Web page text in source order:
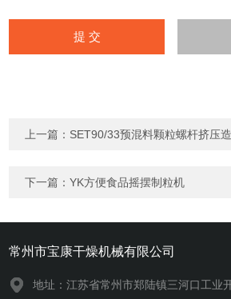
上一篇： SET90/33预混料颗粒螺杆挤压
下一篇：YK方便食品摇摆制粒机
常州市宝康干燥机械有限公司
地址：江苏省常州市郑陆镇三河口工业